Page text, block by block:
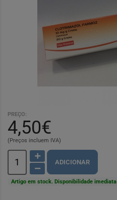
PREÇO:
4,50€
(Preços incluem IVA)
ADICIONAR
Artigo em stock. Disponibilidade imediata